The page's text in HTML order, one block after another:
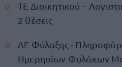
ΤΕ Διοικητικού –
2 θέσεις
ΔΕ Φύλαξης -
Ημερησίων Φυλάκων